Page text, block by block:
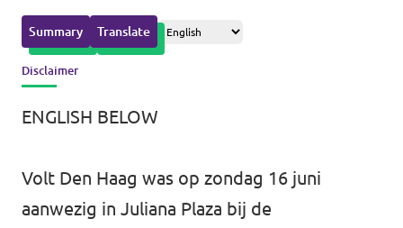
Zuid-Holland
Delft
Rotterdam
Delft
Mensen
Summary Translate
Disclaimer
ENGLISH BELOW
Volt Den Haag was op zondag 16 juni
aanwezig in Juliana Plaza bij de